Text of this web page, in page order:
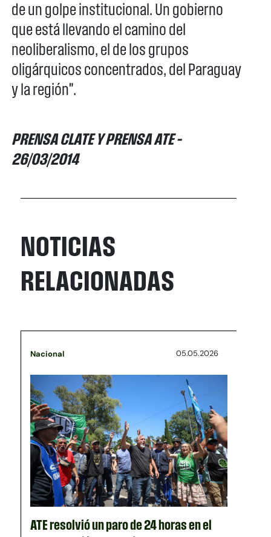
de un golpe institucional. Un gobierno
que está llevando el camino del
neoliberalismo, el de los grupos
oligárquicos concentrados, del Paraguay
y la región".
PRENSA CLATE Y PRENSA ATE –
26/03/2014
NOTICIAS
RELACIONADAS
Nacional 05.05.2026
ATE resolvió un paro de 24 horas en el